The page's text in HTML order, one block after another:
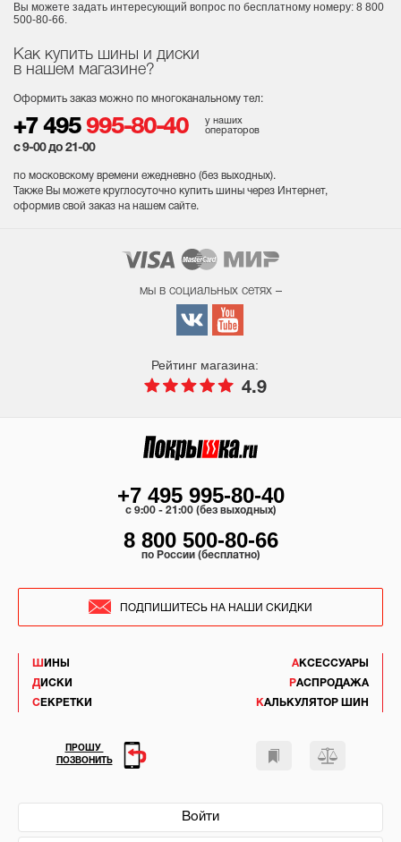
Как купить шины и диски
в нашем магазине?
Оформить заказ можно по многоканальному тел:
+7 495 995-80-40
у наших
операторов
с 9-00 до 21-00
по московскому времени ежедневно (без выходных).
Также Вы можете круглосуточно купить шины через Интернет,
оформив свой заказ на нашем сайте.
Вы можете задать интересующий вопрос по бесплатному номеру: 8 800
500-80-66.
мы в социальных сетях –
Рейтинг магазина:
4.9
ШИНЫ
ДИСКИ
СЕКРЕТКИ
АКСЕССУАРЫ
РАСПРОДАЖА
КАЛЬКУЛЯТОР ШИН
Войти
+7 495 995-80-40
c 9:00 - 21:00 (без выходных)
8 800 500-80-66
по России (бесплатно)
ПОДПИШИТЕСЬ НА НАШИ СКИДКИ
ПРОШУ
ПОЗВОНИТЬ